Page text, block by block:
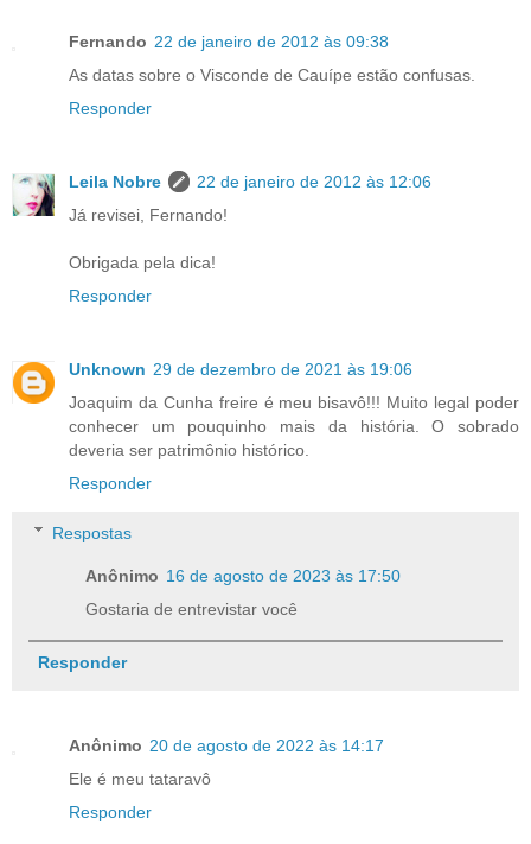
Fernando 22 de janeiro de 2012 às 09:38
As datas sobre o Visconde de Cauípe estão confusas.
Responder
Leila Nobre
22 de janeiro de 2012 às 12:06
Já revisei, Fernando!
Obrigada pela dica!
Responder
Unknown 29 de dezembro de 2021 às 19:06
Joaquim da Cunha freire é meu bisavô!!! Muito legal poder
conhecer um pouquinho mais da história. O sobrado
deveria ser patrimônio histórico.
Responder
Respostas
Anônimo 16 de agosto de 2023 às 17:50
Gostaria de entrevistar você
Responder
Anônimo 20 de agosto de 2022 às 14:17
Ele é meu tataravô
Responder